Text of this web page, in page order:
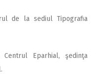
de la sediul Tipografia
Centrul Eparhial, şedinţa